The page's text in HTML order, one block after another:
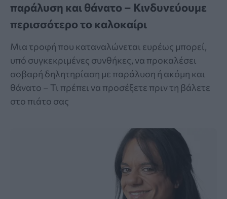
παράλυση και θάνατο – Κινδυνεύουμε
περισσότερο το καλοκαίρι
Μια τροφή που καταναλώνεται ευρέως μπορεί,
υπό συγκεκριμένες συνθήκες, να προκαλέσει
σοβαρή δηλητηρίαση με παράλυση ή ακόμη και
θάνατο – Τι πρέπει να προσέξετε πριν τη βάλετε
στο πιάτο σας